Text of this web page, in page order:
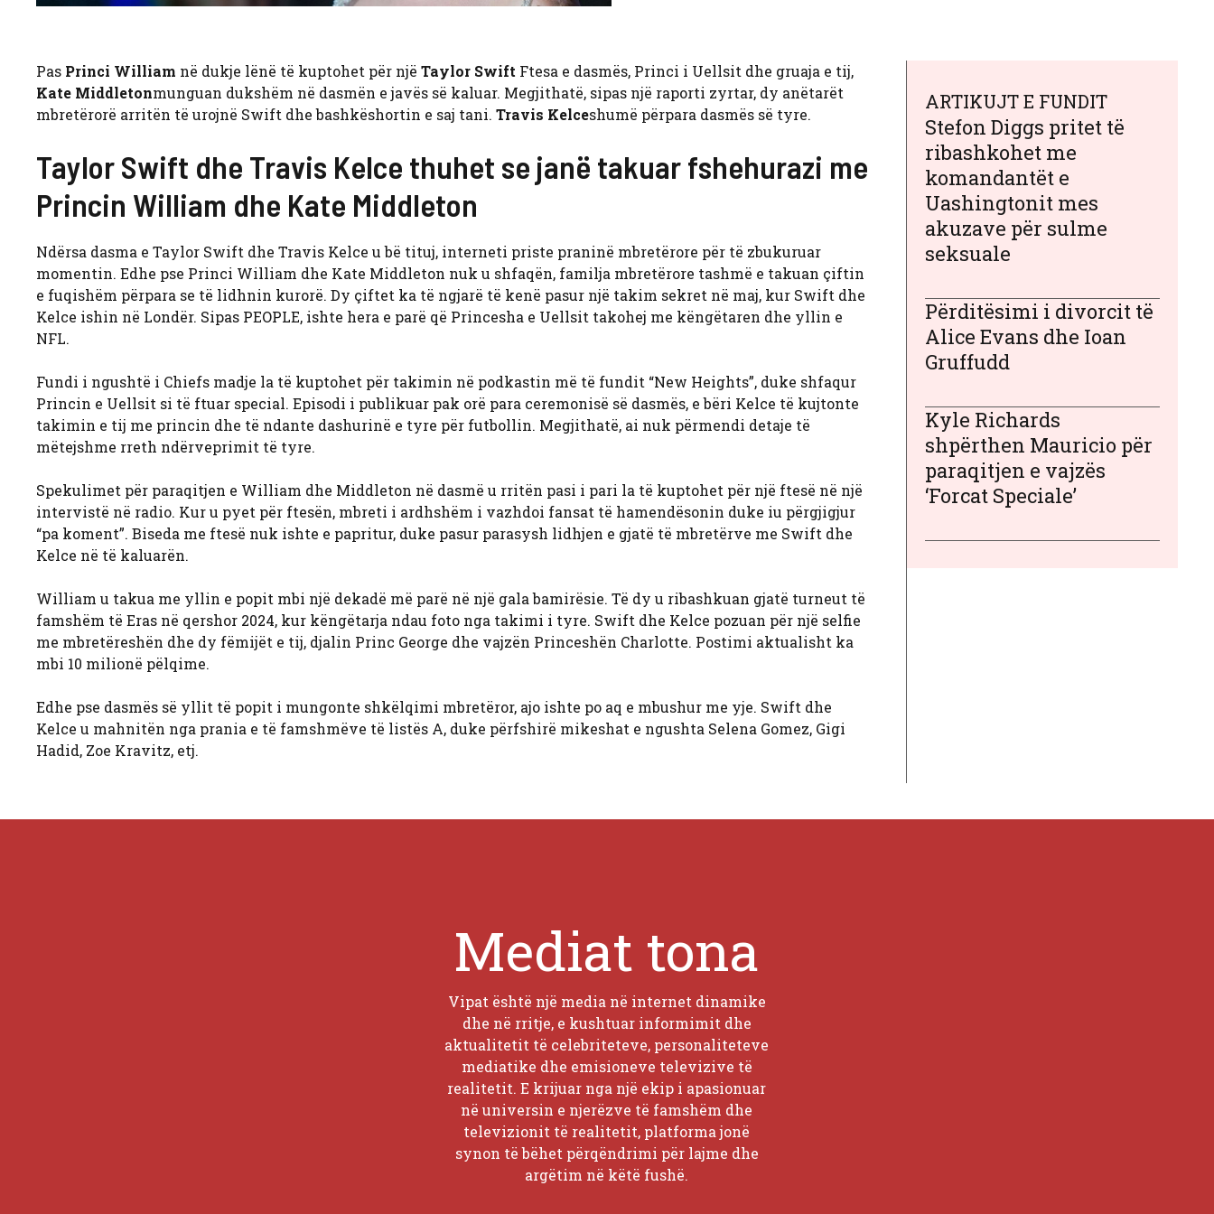
Pas Princi William në dukje lënë të kuptohet për një Taylor Swift Ftesa e dasmës, Princi i Uellsit dhe gruaja e tij,
Kate Middletonmunguan dukshëm në dasmën e javës së kaluar. Megjithatë, sipas një raporti zyrtar, dy anëtarët
mbretërorë arritën të urojnë Swift dhe bashkëshortin e saj tani. Travis Kelceshumë përpara dasmës së tyre.
Taylor Swift dhe Travis Kelce thuhet se janë takuar fshehurazi me
Princin William dhe Kate Middleton
Ndërsa dasma e Taylor Swift dhe Travis Kelce u bë tituj, interneti priste praninë mbretërore për të zbukuruar
momentin. Edhe pse Princi William dhe Kate Middleton nuk u shfaqën, familja mbretërore tashmë e takuan çiftin
e fuqishëm përpara se të lidhnin kurorë. Dy çiftet ka të ngjarë të kenë pasur një takim sekret në maj, kur Swift dhe
Kelce ishin në Londër. Sipas PEOPLE, ishte hera e parë që Princesha e Uellsit takohej me këngëtaren dhe yllin e
NFL.
Fundi i ngushtë i Chiefs madje la të kuptohet për takimin në podkastin më të fundit “New Heights”, duke shfaqur
Princin e Uellsit si të ftuar special. Episodi i publikuar pak orë para ceremonisë së dasmës, e bëri Kelce të kujtonte
takimin e tij me princin dhe të ndante dashurinë e tyre për futbollin. Megjithatë, ai nuk përmendi detaje të
mëtejshme rreth ndërveprimit të tyre.
Spekulimet për paraqitjen e William dhe Middleton në dasmë u rritën pasi i pari la të kuptohet për një ftesë në një
intervistë në radio. Kur u pyet për ftesën, mbreti i ardhshëm i vazhdoi fansat të hamendësonin duke iu përgjigjur
“pa koment”. Biseda me ftesë nuk ishte e papritur, duke pasur parasysh lidhjen e gjatë të mbretërve me Swift dhe
Kelce në të kaluarën.
William u takua me yllin e popit mbi një dekadë më parë në një gala bamirësie. Të dy u ribashkuan gjatë turneut të
famshëm të Eras në qershor 2024, kur këngëtarja ndau foto nga takimi i tyre. Swift dhe Kelce pozuan për një selfie
me mbretëreshën dhe dy fëmijët e tij, djalin Princ George dhe vajzën Princeshën Charlotte. Postimi aktualisht ka
mbi 10 milionë pëlqime.
Edhe pse dasmës së yllit të popit i mungonte shkëlqimi mbretëror, ajo ishte po aq e mbushur me yje. Swift dhe
Kelce u mahnitën nga prania e të famshmëve të listës A, duke përfshirë mikeshat e ngushta Selena Gomez, Gigi
Hadid, Zoe Kravitz, etj.
ARTIKUJT E FUNDIT
Stefon Diggs pritet të
ribashkohet me
komandantët e
Uashingtonit mes
akuzave për sulme
seksuale
Përditësimi i divorcit të
Alice Evans dhe Ioan
Gruffudd
Kyle Richards
shpërthen Mauricio për
paraqitjen e vajzës
‘Forcat Speciale’
Mediat tona
Vipat është një media në internet dinamike
dhe në rritje, e kushtuar informimit dhe
aktualitetit të celebriteteve, personaliteteve
mediatike dhe emisioneve televizive të
realitetit. E krijuar nga një ekip i apasionuar
në universin e njerëzve të famshëm dhe
televizionit të realitetit, platforma jonë
synon të bëhet përqëndrimi për lajme dhe
argëtim në këtë fushë.